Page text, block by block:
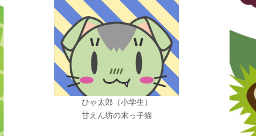
ひゃ太郎（小学生）
甘えん坊の末っ子猫